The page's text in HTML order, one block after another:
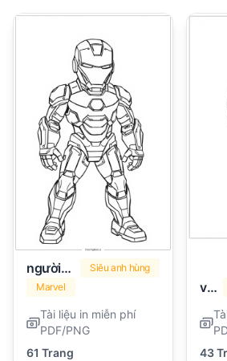
người sắt
Siêu anh hùng
Marvel
Tài liệu in miễn phí
PDF/PNG
61 Trang
venom
43